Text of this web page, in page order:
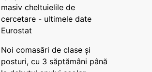
masiv cheltuielile de
cercetare - ultimele date
Eurostat
Noi comasări de clase și
posturi, cu 3 săptămâni până